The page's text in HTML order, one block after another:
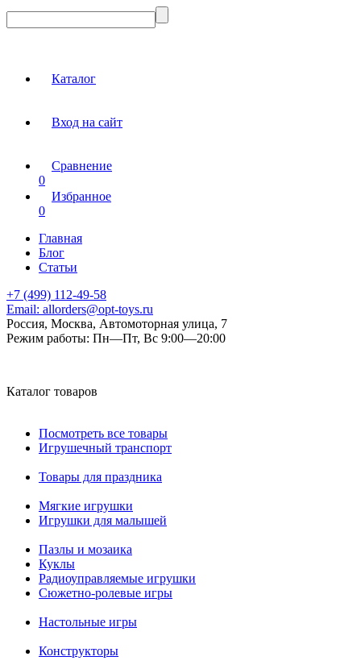
Каталог
Вход на сайт
Сравнение
0
Избранное
0
Главная
Блог
Статьи
+7 (499) 112-49-58
Email: allorders@opt-toys.ru
Россия, Москва, Автомоторная улица, 7
Режим работы: Пн—Пт, Вс 9:00—20:00
Каталог товаров
Посмотреть все товары
Игрушечный транспорт
Товары для праздника
Мягкие игрушки
Игрушки для малышей
Пазлы и мозаика
Куклы
Радиоуправляемые игрушки
Сюжетно-ролевые игры
Настольные игры
Конструкторы